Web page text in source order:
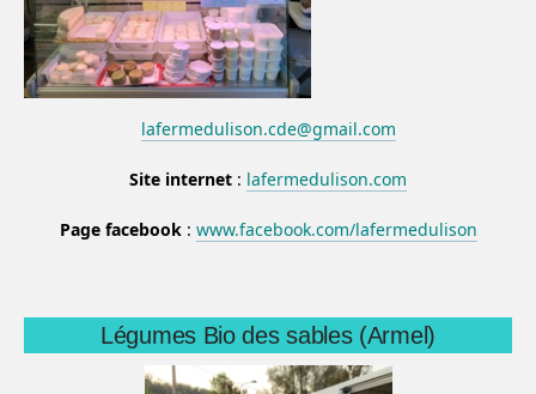
lafermedulison.cde@gmail.com
Site internet : lafermedulison.com
Page facebook: www.facebook.com/lafermedulison
Légumes Bio des sables (Armel)